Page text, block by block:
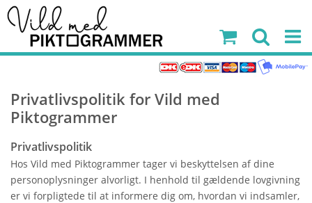
Privatlivspolitik for Vild med
Piktogrammer
Privatlivspolitik
Hos Vild med Piktogrammer tager vi beskyttelsen af dine
personoplysninger alvorligt. I henhold til gældende lovgivning
er vi forpligtede til at informere dig om, hvordan vi indsamler,